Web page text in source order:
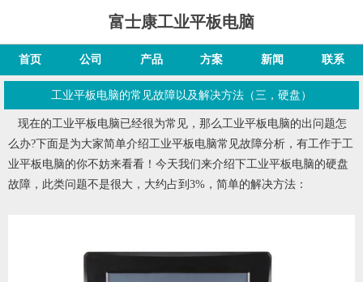
富士康工业平板电脑
首页 公司 产品 方案 新闻 联系
工业平板电脑的常见故障以及解决方法（三，硬盘）
现在的工业平板电脑已经很为常见，那么工业平板电脑的出问题怎
么办?下面是为大家简单介绍工业平板电脑常见故障分析，有工作于工
业平板电脑的你不妨来看看！今天我们来介绍下工业平板电脑的硬盘
故障，此类问题不是很大，大约占到3%，简单的解决方法：